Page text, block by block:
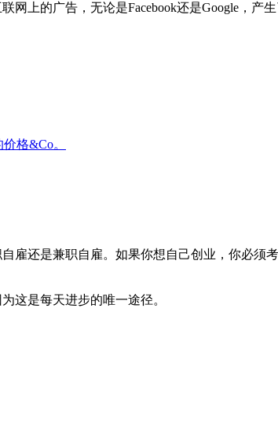
上的广告，无论是Facebook还是Google，产
雇还是兼职自雇。如果你想自己创业，你必须
这是每天进步的唯一途径。